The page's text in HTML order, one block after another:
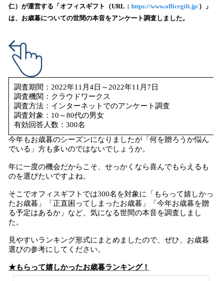
数
を
込
み
中
で
す
仁）が運営する「オフィスギフト（URL： https://www.officegift.jp/）」
は、お歳暮についての世間の本音をアンケート調査しました。
調査期間：2022年11月4日～2022年11月7日
調査機関：クラウドワークス
調査方法：インターネットでのアンケート調査
調査対象：10～80代の男女
有効回答人数：300名
今年もお歳暮のシーズンになりましたが「何を贈ろうか悩ん
でいる」方も多いのではないでしょうか。
年に一度の機会だからこそ、せっかくなら喜んでもらえるも
のを選びたいですよね。
そこでオフィスギフトでは300名を対象に「もらって嬉しかっ
たお歳暮」「正直困ってしまったお歳暮」「今年お歳暮を贈
る予定はあるか」など、気になる世間の本音を調査しまし
た。
見やすいランキング形式にまとめましたので、ぜひ、お歳暮
選びの参考にしてください。
★もらって嬉しかったお歳暮ランキング！